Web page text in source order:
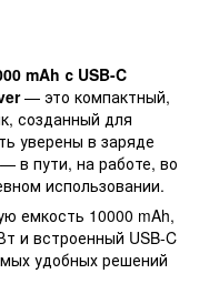
mAh с USB-C
— это компактный,
созданный для
уверены в заряде
в пути, на работе, во
использовании.
емкость 10000 mAh,
и встроенный USB-C
удобных решений